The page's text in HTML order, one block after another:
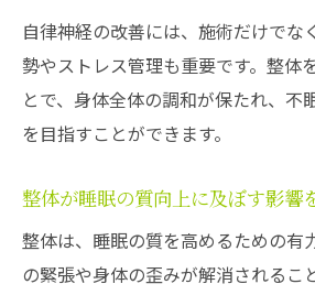
自律神経の改善には、施術だけでな
勢やストレス管理も重要です。整体
とで、身体全体の調和が保たれ、不
を目指すことができます。
整体が睡眠の質向上に及ぼす影響
整体は、睡眠の質を高めるための有
の緊張や身体の歪みが解消されるこ